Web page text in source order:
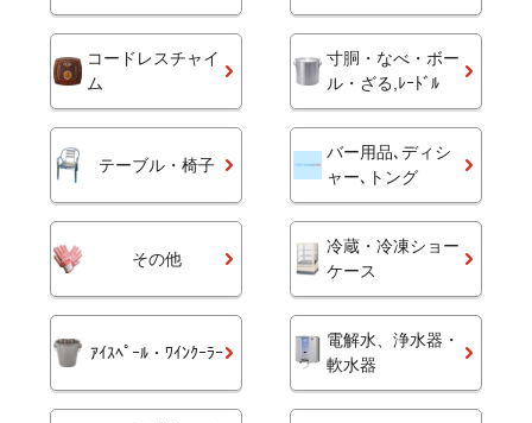
コードレスチャイ
ム
寸胴・なべ・ボー
ル・ざる,ﾚｰﾄﾞﾙ
テーブル・椅子
バー用品､ディシ
ャー､トング
その他
冷蔵・冷凍ショー
ケース
ｱｲｽﾍﾟｰﾙ・ﾜｲﾝｸｰﾗｰ
電解水、浄水器・
軟水器